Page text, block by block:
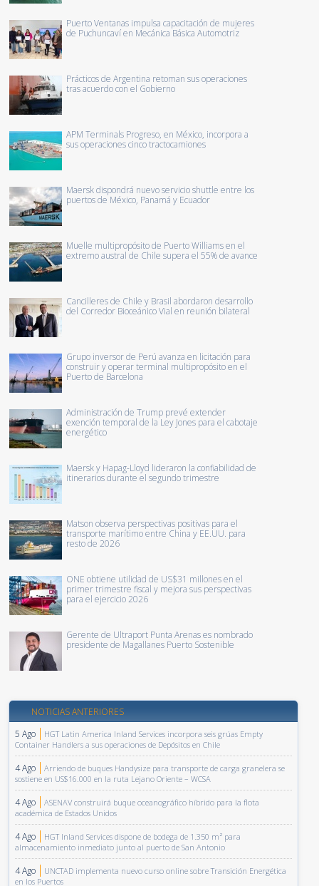
Puerto Ventanas impulsa capacitación de mujeres
de Puchuncaví en Mecánica Básica Automotriz
Prácticos de Argentina retoman sus operaciones
tras acuerdo con el Gobierno
APM Terminals Progreso, en México, incorpora a
sus operaciones cinco tractocamiones
Maersk dispondrá nuevo servicio shuttle entre los
puertos de México, Panamá y Ecuador
Muelle multipropósito de Puerto Williams en el
extremo austral de Chile supera el 55% de avance
Cancilleres de Chile y Brasil abordaron desarrollo
del Corredor Bioceánico Vial en reunión bilateral
Grupo inversor de Perú avanza en licitación para
construir y operar terminal multipropósito en el
Puerto de Barcelona
Administración de Trump prevé extender
exención temporal de la Ley Jones para el cabotaje
energético
Maersk y Hapag-Lloyd lideraron la confiabilidad de
itinerarios durante el segundo trimestre
Matson observa perspectivas positivas para el
transporte marítimo entre China y EE.UU. para
resto de 2026
ONE obtiene utilidad de US$31 millones en el
primer trimestre fiscal y mejora sus perspectivas
para el ejercicio 2026
Gerente de Ultraport Punta Arenas es nombrado
presidente de Magallanes Puerto Sostenible
NOTICIAS ANTERIORES
5 Ago
HGT Latin America Inland Services incorpora seis grúas Empty
Container Handlers a sus operaciones de Depósitos en Chile
4 Ago
Arriendo de buques Handysize para transporte de carga granelera se
sostiene en US$16.000 en la ruta Lejano Oriente – WCSA
4 Ago
ASENAV construirá buque oceanográfico híbrido para la flota
académica de Estados Unidos
4 Ago
HGT Inland Services dispone de bodega de 1.350 m² para
almacenamiento inmediato junto al puerto de San Antonio
4 Ago
UNCTAD implementa nuevo curso online sobre Transición Energética
en los Puertos